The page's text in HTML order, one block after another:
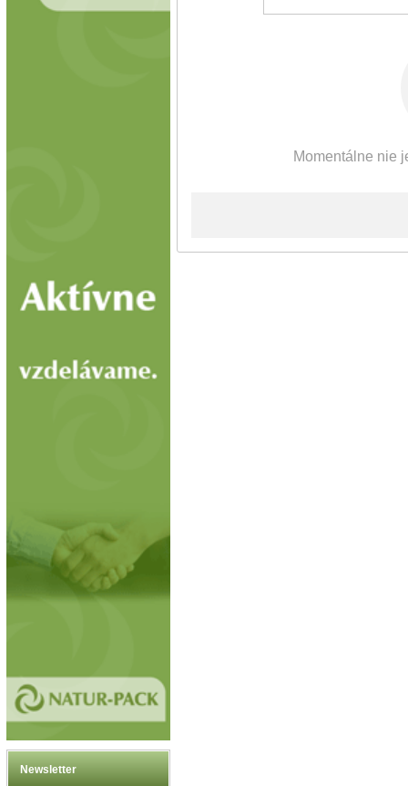
Newsletter
Momentálne nie